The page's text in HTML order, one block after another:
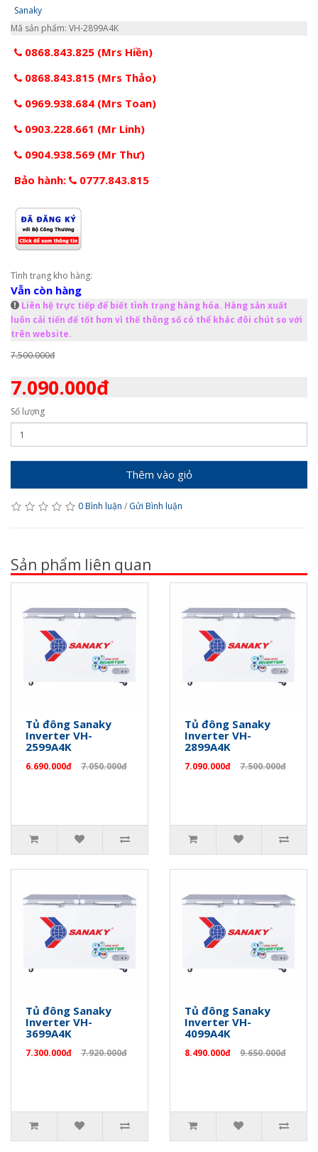
Sanaky
Mã sản phẩm: VH-2899A4K
0868.843.825 (Mrs Hiền)
0868.843.815 (Mrs Thảo)
0969.938.684 (Mrs Toan)
0903.228.661 (Mr Linh)
0904.938.569 (Mr Thư)
Bảo hành:
0777.843.815
Tình trạng kho hàng:
Vẫn còn hàng
Liên hệ trực tiếp để biết tình trạng hàng hóa. Hàng sản xuất
luôn cải tiến để tốt hơn vì thế thông số có thể khác đôi chút so với
trên website.
7.500.000đ
7.090.000đ
Số lượng
Thêm vào giỏ
0 Bình luận / Gửi Bình luận
Sản phẩm liên quan
Tủ đông Sanaky
Inverter VH-
2599A4K
6.690.000đ 7.050.000đ
Tủ đông Sanaky
Inverter VH-
2899A4K
7.090.000đ 7.500.000đ
Tủ đông Sanaky
Inverter VH-
3699A4K
7.300.000đ 7.920.000đ
Tủ đông Sanaky
Inverter VH-
4099A4K
8.490.000đ 9.650.000đ